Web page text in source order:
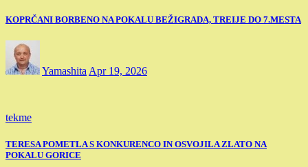
KOPRČANI BORBENO NA POKALU BEŽIGRADA, TREIJE DO 7.MESTA
Yamashita Apr 19, 2026
tekme
TERESA POMETLA S KONKURENCO IN OSVOJILA ZLATO NA
POKALU GORICE